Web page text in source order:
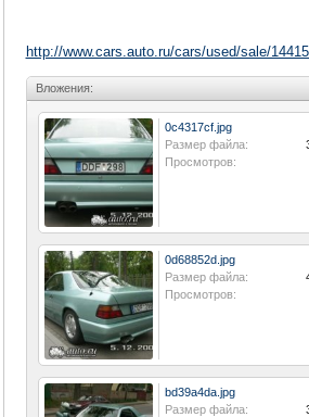
http://www.cars.auto.ru/cars/used/sale/
Вложения:
0c4317cf.jpg
Размер файла:
Просмотров:
0d68852d.jpg
Размер файла:
Просмотров:
bd39a4da.jpg
Размер файла: